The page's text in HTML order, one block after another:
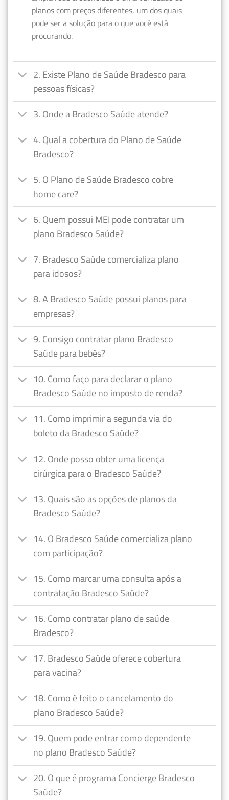
planos com preços diferentes, um dos quais
pode ser a solução para o que você está
procurando.
2. Existe Plano de Saúde Bradesco para
pessoas físicas?
3. Onde a Bradesco Saúde atende?
4. Qual a cobertura do Plano de Saúde
Bradesco?
5. O Plano de Saúde Bradesco cobre
home care?
6. Quem possui MEI pode contratar um
plano Bradesco Saúde?
7. Bradesco Saúde comercializa plano
para idosos?
8. A Bradesco Saúde possui planos para
empresas?
9. Consigo contratar plano Bradesco
Saúde para bebês?
10. Como faço para declarar o plano
Bradesco Saúde no imposto de renda?
11. Como imprimir a segunda via do
boleto da Bradesco Saúde?
12. Onde posso obter uma licença
cirúrgica para o Bradesco Saúde?
13. Quais são as opções de planos da
Bradesco Saúde?
14. O Bradesco Saúde comercializa plano
com participação?
15. Como marcar uma consulta após a
contratação Bradesco Saúde?
16. Como contratar plano de saúde
Bradesco?
17. Bradesco Saúde oferece cobertura
para vacina?
18. Como é feito o cancelamento do
plano Bradesco Saúde?
19. Quem pode entrar como dependente
no plano Bradesco Saúde?
20. O que é programa Concierge Bradesco
Saúde?